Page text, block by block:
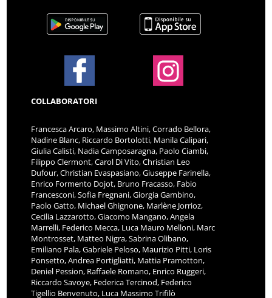
COLLABORATORI
Francesca Arcaro, Massimo Altini, Corrado Bellora,
Nadine Blanc, Riccardo Bortolotti, Manila Calipari,
Giulia Calisti, Nadia Camposaragna, Paolo Ciambi,
Filippo Clermont, Carol Di Vito, Christian Leo
Dufour, Christian Evaspasiano, Giuseppe Farinella,
Enrico Formento Dojot, Bruno Fracasso, Fabio
Francesconi, Sofia Fregnani, Giorgia Gambino,
Paolo Gatto, Michael Ghignone, Marlène Jorrioz,
Cecilia Lazzarotto, Giacomo Mangano, Angela
Marrelli, Federico Mecca, Luca Mauro Melloni, Marc
Montrosset, Matteo Nigra, Sabrina Olibano,
Emiliano Pala, Gabriele Peloso, Maurizio Pitti, Loris
Ponsetto, Andrea Portigliatti, Mattia Pramotton,
Deniel Pession, Raffaele Romano, Enrico Ruggeri,
Riccardo Savoye, Federica Tercinod, Federico
Tigellio Benvenuto, Luca Massimo Trifilò